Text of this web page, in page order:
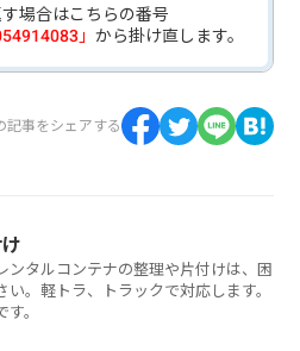
場合はこちらの番号
」から掛け直します。
記事をシェアする
ンタルコンテナの整理や片付けは、困
。軽トラ、トラックで対応します。
。